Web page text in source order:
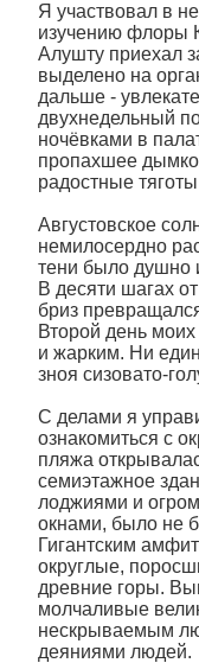
Я участвовал в
изучению флоры
Алушту приехал
выделено на
дальше -
двухнедельный
ночёвками в
пропахшее
радостные
Августовское
немилосердно
тени было душно
В десяти шагах
бриз
Второй день
и жарким. Ни
зноя сизовато-
С делами я
ознакомиться с
пляжа
семиэтажное
лоджиями и
окнами, было не
Гигантским
округлые,
древние горы.
молчаливые
нескрываемым
деяниями людей.